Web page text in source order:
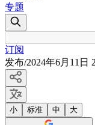
专题
订阅
发布/2024年6月11日
小 标准 中 大